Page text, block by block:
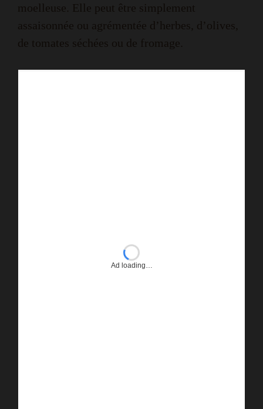
moelleuse. Elle peut être simplement
assaisonnée ou agrémentée d’herbes, d’olives,
de tomates séchées ou de fromage.
Ad loading…